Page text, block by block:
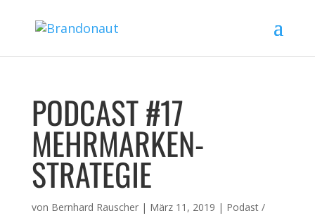
PODCAST #17
MEHRMARKEN-
STRATEGIE
von Bernhard Rauscher| März 11, 2019 | Podast /